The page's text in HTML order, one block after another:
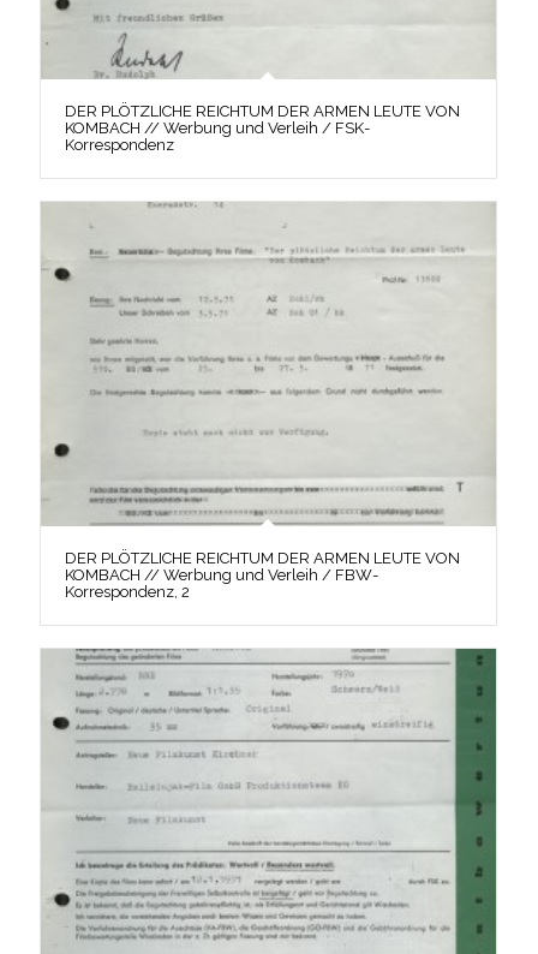
DER PLÖTZLICHE REICHTUM DER ARMEN LEUTE VON
KOMBACH // Werbung und Verleih / FSK-
Korrespondenz
DER PLÖTZLICHE REICHTUM DER ARMEN LEUTE VON
KOMBACH // Werbung und Verleih / FBW-
Korrespondenz, 2